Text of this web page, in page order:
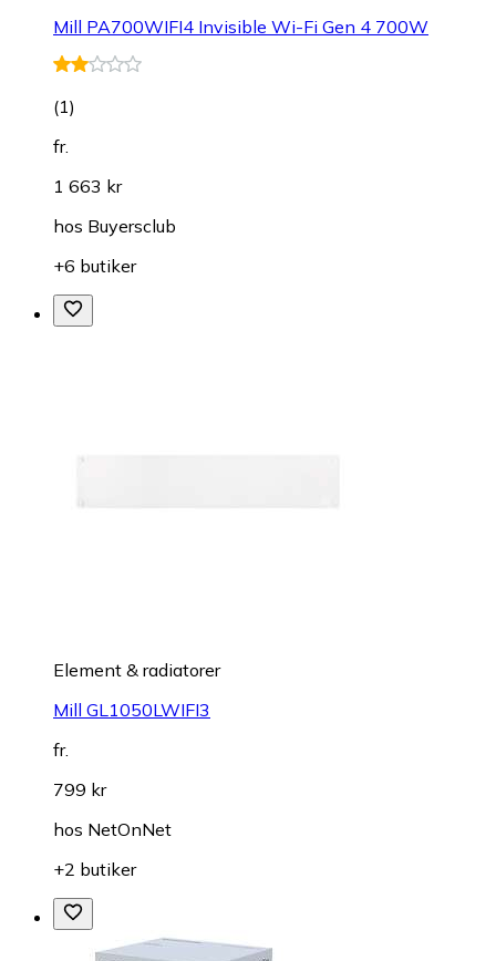
Mill PA700WIFI4 Invisible Wi-Fi Gen 4 700W
(1)
fr.
1 663 kr
hos Buyersclub
+6 butiker
Element & radiatorer
Mill GL1050LWIFI3
fr.
799 kr
hos NetOnNet
+2 butiker